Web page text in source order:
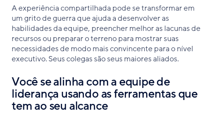
A experiência compartilhada pode se transformar em
um grito de guerra que ajuda a desenvolver as
habilidades da equipe, preencher melhor as lacunas de
recursos ou preparar o terreno para mostrar suas
necessidades de modo mais convincente para o nível
executivo. Seus colegas são seus maiores aliados.
Você se alinha com a equipe de
liderança usando as ferramentas que
tem ao seu alcance